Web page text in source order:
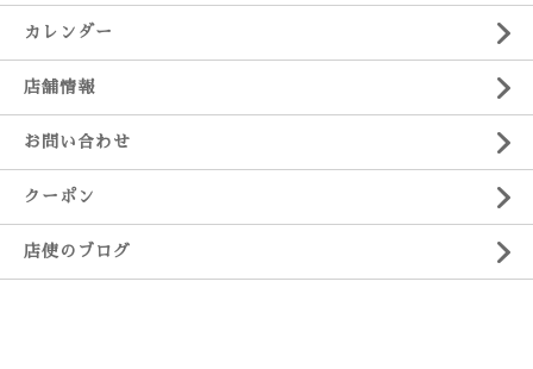
カレンダー
店舗情報
お問い合わせ
クーポン
店使のブログ